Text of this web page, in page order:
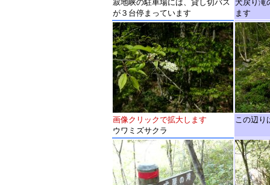
寂地峡の駐車場には、貸し切バス
が３台停まっています
犬戻り滝
ます
画像クリックで拡大します
ウワミズサクラ
この辺り